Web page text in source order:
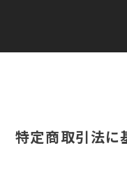
特定商取引法に